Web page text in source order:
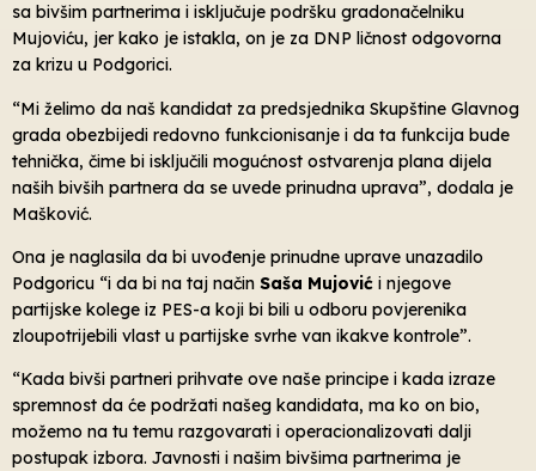
sa bivšim partnerima i isključuje podršku gradonačelniku
Mujoviću, jer kako je istakla, on je za DNP ličnost odgovorna
za krizu u Podgorici.
“Mi želimo da naš kandidat za predsjednika Skupštine Glavnog
grada obezbijedi redovno funkcionisanje i da ta funkcija bude
tehnička, čime bi isključili mogućnost ostvarenja plana dijela
naših bivših partnera da se uvede prinudna uprava”, dodala je
Mašković.
Ona je naglasila da bi uvođenje prinudne uprave unazadilo
Podgoricu “i da bi na taj način Saša Mujović i njegove
partijske kolege iz PES-a koji bi bili u odboru povjerenika
zloupotrijebili vlast u partijske svrhe van ikakve kontrole”.
“Kada bivši partneri prihvate ove naše principe i kada izraze
spremnost da će podržati našeg kandidata, ma ko on bio,
možemo na tu temu razgovarati i operacionalizovati dalji
postupak izbora. Javnosti i našim bivšima partnerima je